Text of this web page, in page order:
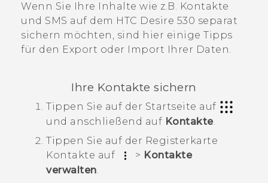
UNTERSTÜTZUNG
HTC-Geräte und Zubehör
Anmelden
Wenn Sie Ihre Inhalte wie z.B. Kontakte
und SMS auf dem HTC Desire 530 separat
sichern möchten, sind hier einige Tipps
für den Export oder Import Ihrer Daten.
Ihre Kontakte sichern
Tippen Sie auf der Startseite auf
und anschließend auf Kontakte.
Tippen Sie auf der Registerkarte
Kontakte auf > Kontakte
verwalten.